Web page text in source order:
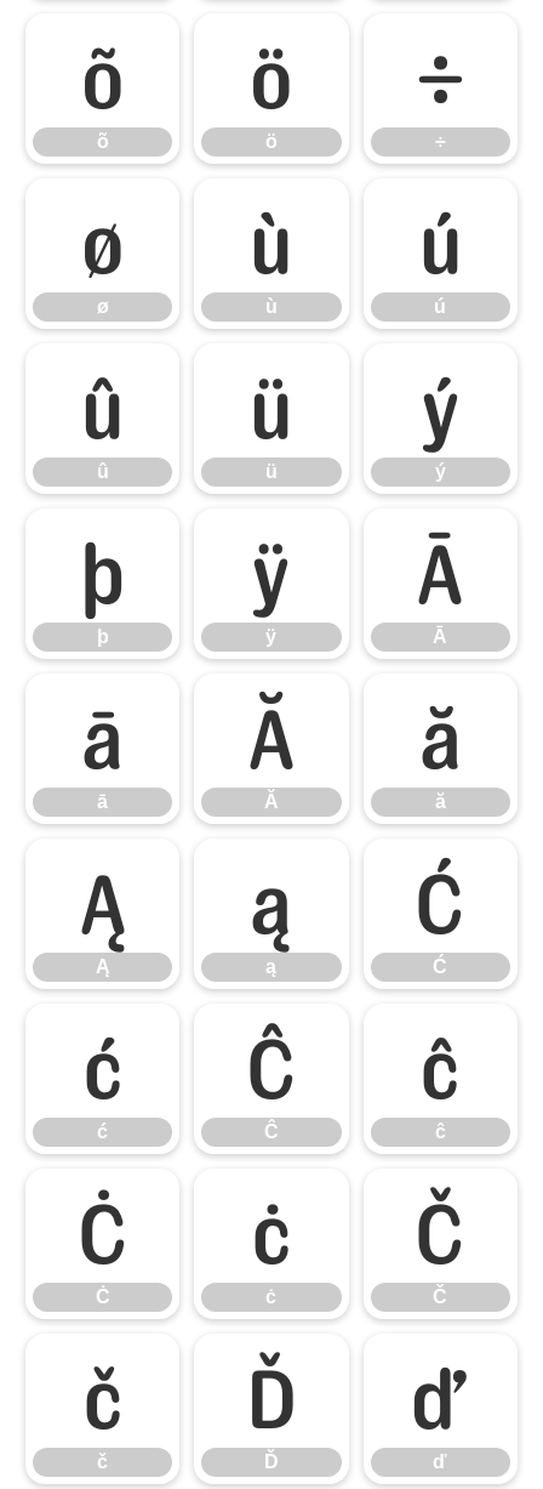
õ
õ ö
ö ÷
÷
ø
ø ù
ù ú
ú
û
û ü
ü ý
ý
þ
þ ÿ
ÿ Ā
Ā
ā
ā Ă
Ă ă
ă
Ą
Ą ą
ą Ć
Ć
ć
ć Ĉ
Ĉ ĉ
ĉ
Ċ
Ċ ċ
ċ Č
Č
č
č Ď
Ď ď
ď